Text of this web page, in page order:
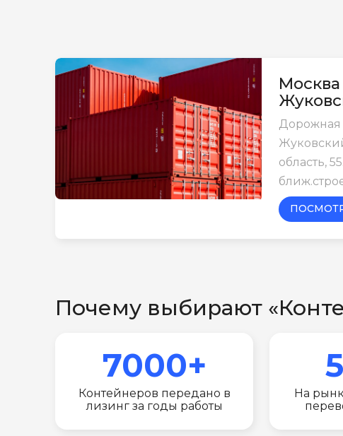
Москва
Дорожная
область,
Почему выбирают
7000+
Контейнеров передано в
лизинг за годы работы
На